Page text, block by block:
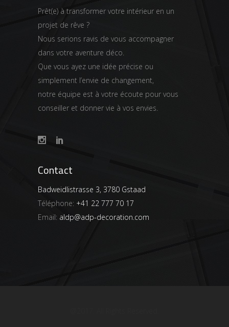
Prêt(e) à transformer votre intérieur en un
projet de rêve ?
Nous serions ravis de vous accompagner
dans votre aventure déco.
Que vous ayez une idée précise ou
simplement l’envie de changement,
notre équipe est à votre écoute pour vous
conseiller et donner vie à vos envies.
Contact
Badweidlistrasse 3, 3780 Gstaad
Téléphone: +41 22 777 70 17
Email: aldp@adp-decoration.com